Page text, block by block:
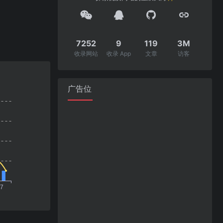
7252
收录网站
9
收录 App
119
文章
3M
访客
广告位